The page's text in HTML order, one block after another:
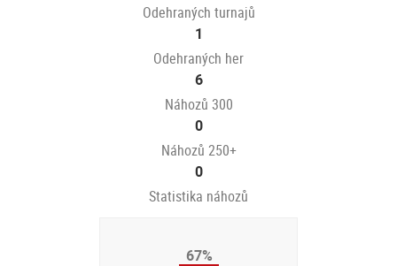
Odehraných turnajů
1
Odehraných her
6
Náhozů 300
0
Náhozů 250+
0
Statistika náhozů
67%